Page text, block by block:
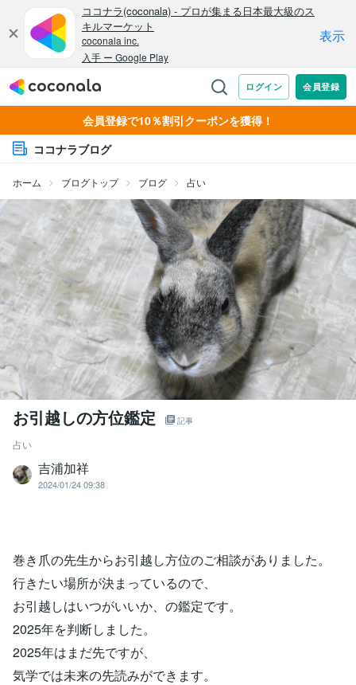
会員登録で10％割引クーポンを獲得！
ココナラブログ
ホーム ブログトップ ブログ 占い
お引越しの方位鑑定 記事
占い
吉浦加祥
2024/01/24 09:38
巻き爪の先生からお引越し方位のご相談がありました。
行きたい場所が決まっているので、
お引越しはいつがいいか、の鑑定です。
2025年を判断しました。
2025年はまだ先ですが、
気学では未来の先読みができます。